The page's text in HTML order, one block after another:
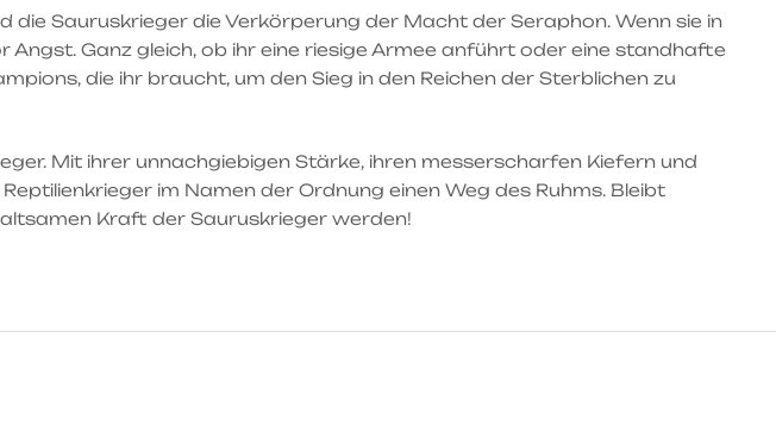
Sauruskrieger die Verkörperung der Macht der Seraphon. Wenn sie in
Ganz gleich, ob ihr eine riesige Armee anführt oder eine standhafte
die ihr braucht, um den Sieg in den Reichen der Sterblichen zu
Mit ihrer unnachgiebigen Stärke, ihren messerscharfen Kiefern und
im Namen der Ordnung einen Weg des Ruhms. Bleibt
Kraft der Sauruskrieger werden!